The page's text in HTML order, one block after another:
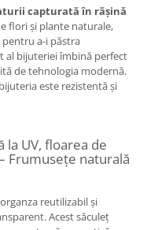
capturată în rășină
flori și plante naturale,
pentru a-i păstra
al bijuteriei îmbină perfect
de tehnologia modernă.
este rezistentă și
la UV, floarea de
Frumusețe naturală
reutilizabil și
Acest săculeț